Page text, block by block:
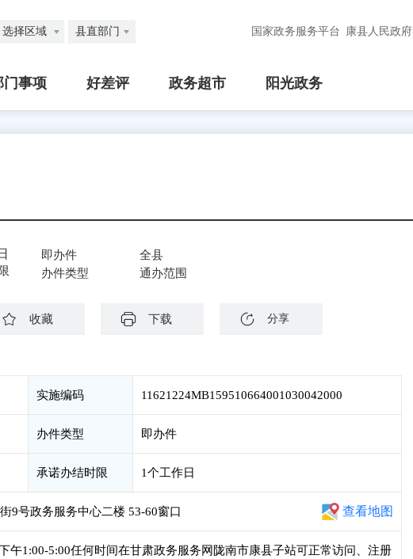
选择区域 县直部门 国家政务服务平台 康县人民政府
门事项 好差评 政务超市 阳光政务
即办件
办件类型
全县
通办范围
收藏 下载 分享
实施编码 11621224MB159510664001030042000
办件类型 即办件
承诺办结时限 1个工作日
9号政务服务中心二楼 53-60窗口 查看地图
午1:00-5:00任何时间在甘肃政务服务网陇南市康县子站可正常访问、注册